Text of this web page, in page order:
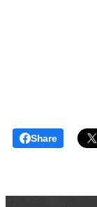
Share